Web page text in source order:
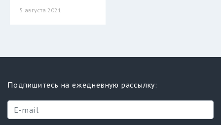
5 августа 2021
Подпишитесь на ежедневную рассылку: